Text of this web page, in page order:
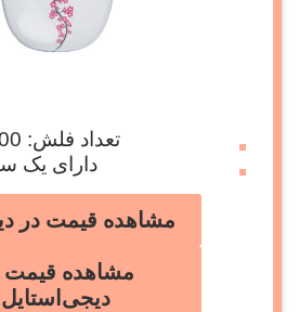
تعداد فلش: 150000
دارای یک
مشاهده قیمت در
مشاهده قیمت
دیجی‌استایل